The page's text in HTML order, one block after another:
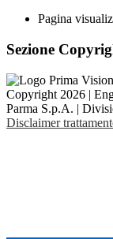
Pagina
Sezione
Copyright 2026 |
Parma S.p.A. |
Disclaimer